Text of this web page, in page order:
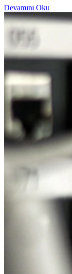
Devamını Oku